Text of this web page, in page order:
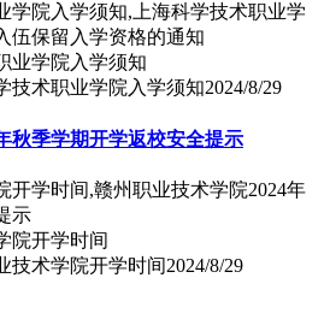
学院入学须知,上海科学技术职业学
伍保留入学资格的通知
技术职业学院入学须知2024/8/29
秋季学期开学返校安全提示
开学时间,赣州职业技术学院2024年
示
技术学院开学时间2024/8/29